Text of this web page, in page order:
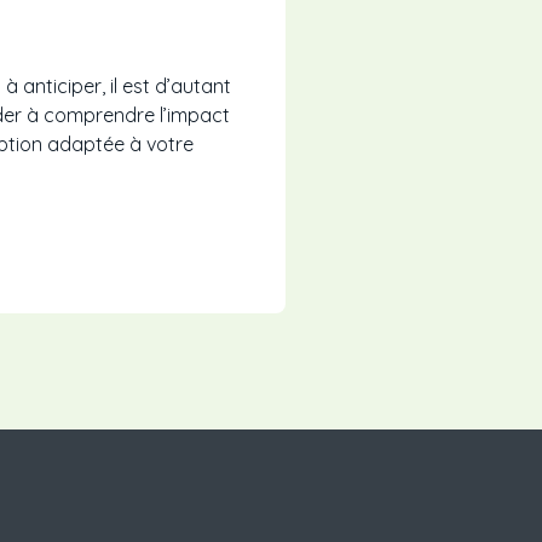
anticiper, il est d’autant
à comprendre l’impact
adaptée à votre